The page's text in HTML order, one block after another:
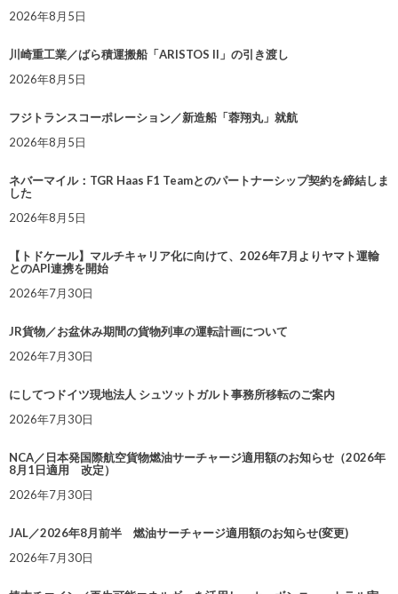
2026年8月5日
川崎重工業／ばら積運搬船「ARISTOS II」の引き渡し
2026年8月5日
フジトランスコーポレーション／新造船「蓉翔丸」就航
2026年8月5日
ネバーマイル：TGR Haas F1 Teamとのパートナーシップ契約を締結しま
した
2026年8月5日
【トドケール】マルチキャリア化に向けて、2026年7月よりヤマト運輸
とのAPI連携を開始
2026年7月30日
JR貨物／お盆休み期間の貨物列車の運転計画について
2026年7月30日
にしてつドイツ現地法人 シュツットガルト事務所移転のご案内
2026年7月30日
NCA／日本発国際航空貨物燃油サーチャージ適用額のお知らせ（2026年
8月1日適用 改定）
2026年7月30日
JAL／2026年8月前半 燃油サーチャージ適用額のお知らせ(変更)
2026年7月30日